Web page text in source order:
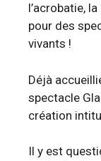
l’acrobatie,
pour des
vivants !
Déjà
spectacle
création
Il y est